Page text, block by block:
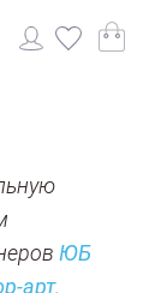
ЮБ
арт.